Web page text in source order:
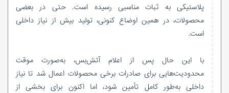
پلاستیکی به ثبات مناسبی رسیده است. حتی در بعضی
محصولات، در همین اوضاع کنونی، تولید بیش از نیاز داخلی
است.
با این حال پس از اعلام آتش‌بس، به‌صورت موقت
محدودیت‌هایی برای صادرات برخی محصولات اعمال شد تا نیاز
داخلی به‌طور کامل تأمین شود، اما اکنون برای بخشی از